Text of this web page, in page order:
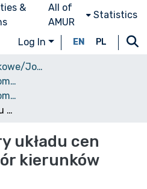
&
All of
AMUR
Statistics
Log In EN PL
Czasopisma naukowe/Journals
Ruch Prawniczy, Ekonomiczny i Socjologiczny
Ruch Prawniczy, Ekonomiczny i Socjologiczny, 1972, nr 1
Wpływ struktury układu cen warzyw na wybór kierunków produkcji
układu cen
kierunków